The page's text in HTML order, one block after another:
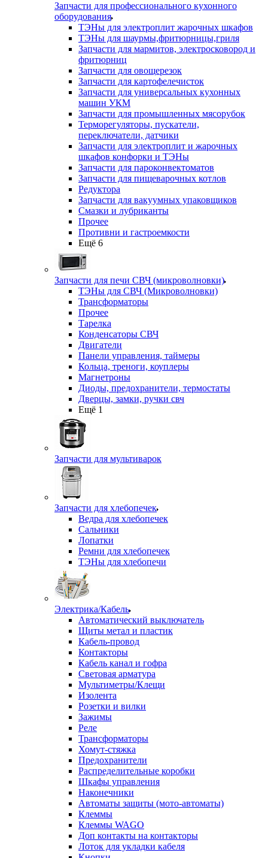
Запчасти для профессионального кухонного
оборудования
ТЭНы для электроплит жарочных шкафов
ТЭНы для шаурмы,фритюрницы,гриля
Запчасти для мармитов, электросковород и
фритюрниц
Запчасти для овощерезок
Запчасти для картофелечисток
Запчасти для универсальных кухонных
машин УКМ
Запчасти для промышленных мясорубок
Терморегуляторы, пускатели,
переключатели, датчики
Запчасти для электроплит и жарочных
шкафов конфорки и ТЭНы
Запчасти для пароконвектоматов
Запчасти для пищеварочных котлов
Редуктора
Запчасти для вакуумных упаковщиков
Смазки и лубриканты
Прочее
Противни и гастроемкости
Ещё 6
Запчасти для печи СВЧ (микроволновки)
ТЭНы для СВЧ (Микроволновки)
Трансформаторы
Прочее
Тарелка
Конденсаторы СВЧ
Двигатели
Панели управления, таймеры
Кольца, треноги, коуплеры
Магнетроны
Диоды, предохранители, термостаты
Дверцы, замки, ручки свч
Ещё 1
Запчасти для мультиварок
Запчасти для хлебопечек
Ведра для хлебопечек
Сальники
Лопатки
Ремни для хлебопечек
ТЭНы для хлебопечи
Электрика/Кабель
Автоматический выключатель
Щиты метал и пластик
Кабель-провод
Контакторы
Кабель канал и гофра
Световая арматура
Мультиметры/Клещи
Изолента
Розетки и вилки
Зажимы
Реле
Трансформаторы
Хомут-стяжка
Предохранители
Распределительные коробки
Шкафы управления
Наконечники
Автоматы защиты (мото-автоматы)
Клеммы
Клеммы WAGO
Доп контакты на контакторы
Лоток для укладки кабеля